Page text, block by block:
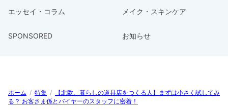
エッセイ・コラム メイク・スキンケア
SPONSORED お知らせ
ホーム / 特集 /
【北欧、暮らしの道具店をつくる人】まずは小さく試してみ
る？ お客さま係とバイヤーのスタッフに密着！